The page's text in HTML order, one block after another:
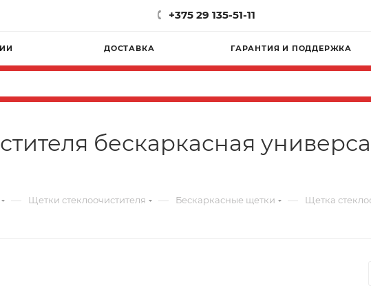
+375 29 135-51-11
ДОСТАВКА ГАРАНТИЯ И ПОДДЕРЖКА
бескаркасная
— Щетки стеклоочистителя — Бескаркасные щетки — Щетка